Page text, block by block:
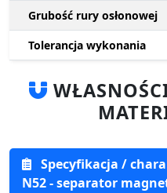
Grubość rury osłonowej
Tolerancja wykonania
Specyfikacja /
N52 - separator